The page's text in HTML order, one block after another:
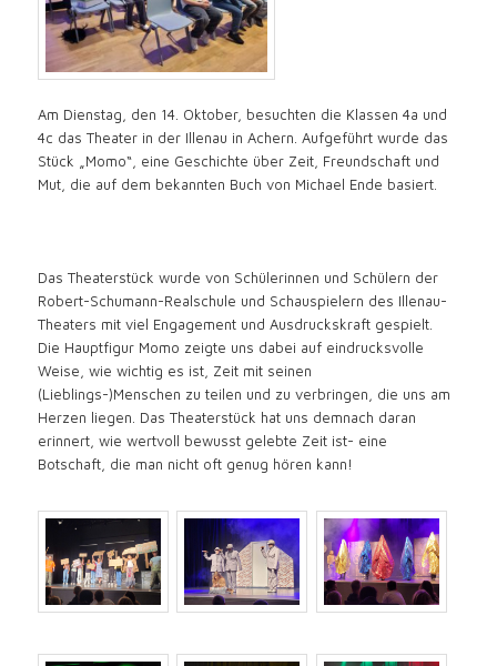
Am Dienstag, den 14. Oktober, besuchten die Klassen 4a und
4c das Theater in der Illenau in Achern. Aufgeführt wurde das
Stück „Momo“, eine Geschichte über Zeit, Freundschaft und
Mut, die auf dem bekannten Buch von Michael Ende basiert.
Das Theaterstück wurde von Schülerinnen und Schülern der
Robert-Schumann-Realschule und Schauspielern des Illenau-
Theaters mit viel Engagement und Ausdruckskraft gespielt.
Die Hauptfigur Momo zeigte uns dabei auf eindrucksvolle
Weise, wie wichtig es ist, Zeit mit seinen
(Lieblings-)Menschen zu teilen und zu verbringen, die uns am
Herzen liegen. Das Theaterstück hat uns demnach daran
erinnert, wie wertvoll bewusst gelebte Zeit ist- eine
Botschaft, die man nicht oft genug hören kann!